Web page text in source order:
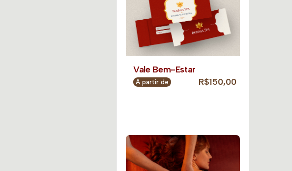
Vale Bem-Estar
A partir de R$150,00